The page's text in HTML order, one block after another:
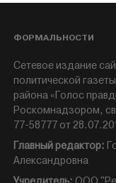
ФОРМАЛЬНОСТИ
Сетевое издание
политической
района «Голос
Роскомнадзором,
77-58777 от
Главный редактор:
Александровна